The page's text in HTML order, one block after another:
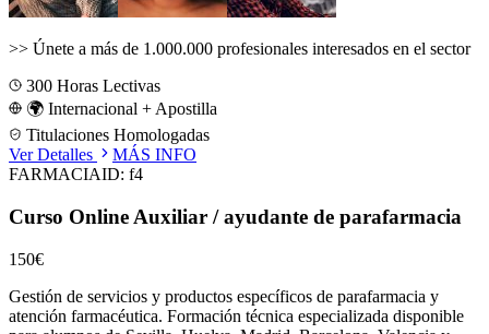
>> Únete a más de 1.000.000 profesionales interesados en el sector
300 Horas Lectivas
🌍 Internacional + Apostilla
Titulaciones Homologadas
Ver Detalles
MÁS INFO
FARMACIAID: f4
Curso Online Auxiliar / ayudante de parafarmacia
150€
Gestión de servicios y productos específicos de parafarmacia y
atención farmacéutica. Formación técnica especializada disponible